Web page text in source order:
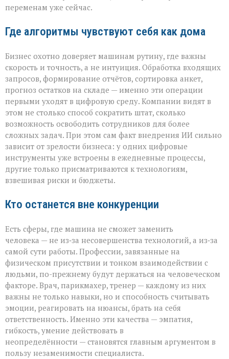
переменам уже сейчас.
Где алгоритмы чувствуют себя как дома
Бизнес охотно доверяет машинам рутину, где важны
скорость и точность, а не интуиция. Обработка входящих
запросов, формирование отчётов, сортировка анкет,
прогноз остатков на складе — именно эти операции
первыми уходят в цифровую среду. Компании видят в
этом не столько способ сократить штат, сколько
возможность освободить сотрудников для более
сложных задач. При этом сам факт внедрения ИИ сильно
зависит от зрелости бизнеса: у одних цифровые
инструменты уже встроены в ежедневные процессы,
другие только присматриваются к технологиям,
взвешивая риски и бюджеты.
Кто останется вне конкуренции
Есть сферы, где машина не сможет заменить
человека — не из‑за несовершенства технологий, а из‑за
самой сути работы. Профессии, завязанные на
физическом присутствии и тонком взаимодействии с
людьми, по-прежнему будут держаться на человеческом
факторе. Врач, парикмахер, тренер — каждому из них
важны не только навыки, но и способность считывать
эмоции, реагировать на нюансы, брать на себя
ответственность. Именно эти качества — эмпатия,
гибкость, умение действовать в
неопределённости — становятся главным аргументом в
пользу незаменимости специалиста.